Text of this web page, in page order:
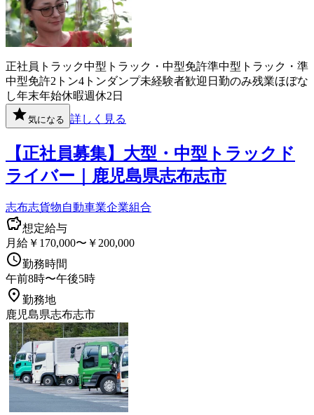
正社員 トラック中型トラック・中型免許準中型トラック・準
中型免許2トン4トンダンプ未経験者歓迎 日勤のみ残業ほぼな
し年末年始休暇週休2日
気になる 詳しく見る
【正社員募集】大型・中型トラックド
ライバー｜鹿児島県志布志市
志布志貨物自動車業企業組合
想定給与
月給￥170,000〜￥200,000
勤務時間
午前8時〜午後5時
勤務地
鹿児島県志布志市